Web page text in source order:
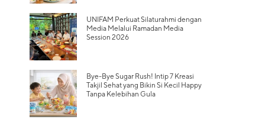
UNIFAM Perkuat Silaturahmi dengan
Media Melalui Ramadan Media
Session 2026
Bye-Bye Sugar Rush! Intip 7 Kreasi
Takjil Sehat yang Bikin Si Kecil Happy
Tanpa Kelebihan Gula